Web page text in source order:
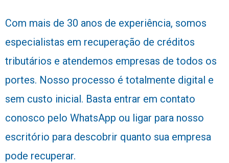
Com mais de 30 anos de experiência, somos
especialistas em recuperação de créditos
tributários e atendemos empresas de todos os
portes. Nosso processo é totalmente digital e
sem custo inicial. Basta entrar em contato
conosco pelo WhatsApp ou ligar para nosso
escritório para descobrir quanto sua empresa
pode recuperar.